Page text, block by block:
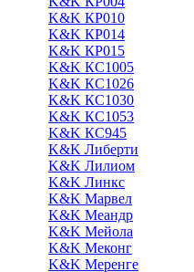
K&K КР010
K&K КР014
K&K КР015
K&K КС1005
K&K КС1026
K&K КС1030
K&K КС1053
K&K КС945
K&K Либерти
K&K Лилиом
K&K Линкс
K&K Марвел
K&K Меандр
K&K Мейола
K&K Меконг
K&K Меренге